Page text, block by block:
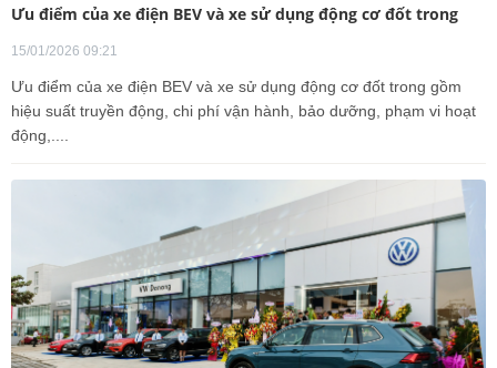
Ưu điểm của xe điện BEV và xe sử dụng động cơ đốt trong
15/01/2026 09:21
Ưu điểm của xe điện BEV và xe sử dụng động cơ đốt trong gồm
hiệu suất truyền động, chi phí vận hành, bảo dưỡng, phạm vi hoạt
động,....